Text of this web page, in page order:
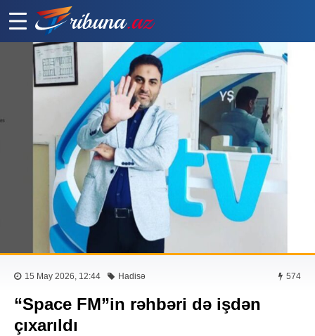
15 May 2026, 12:44 Hadisə 574
“Space FM”in rəhbəri də işdən
çıxarıldı